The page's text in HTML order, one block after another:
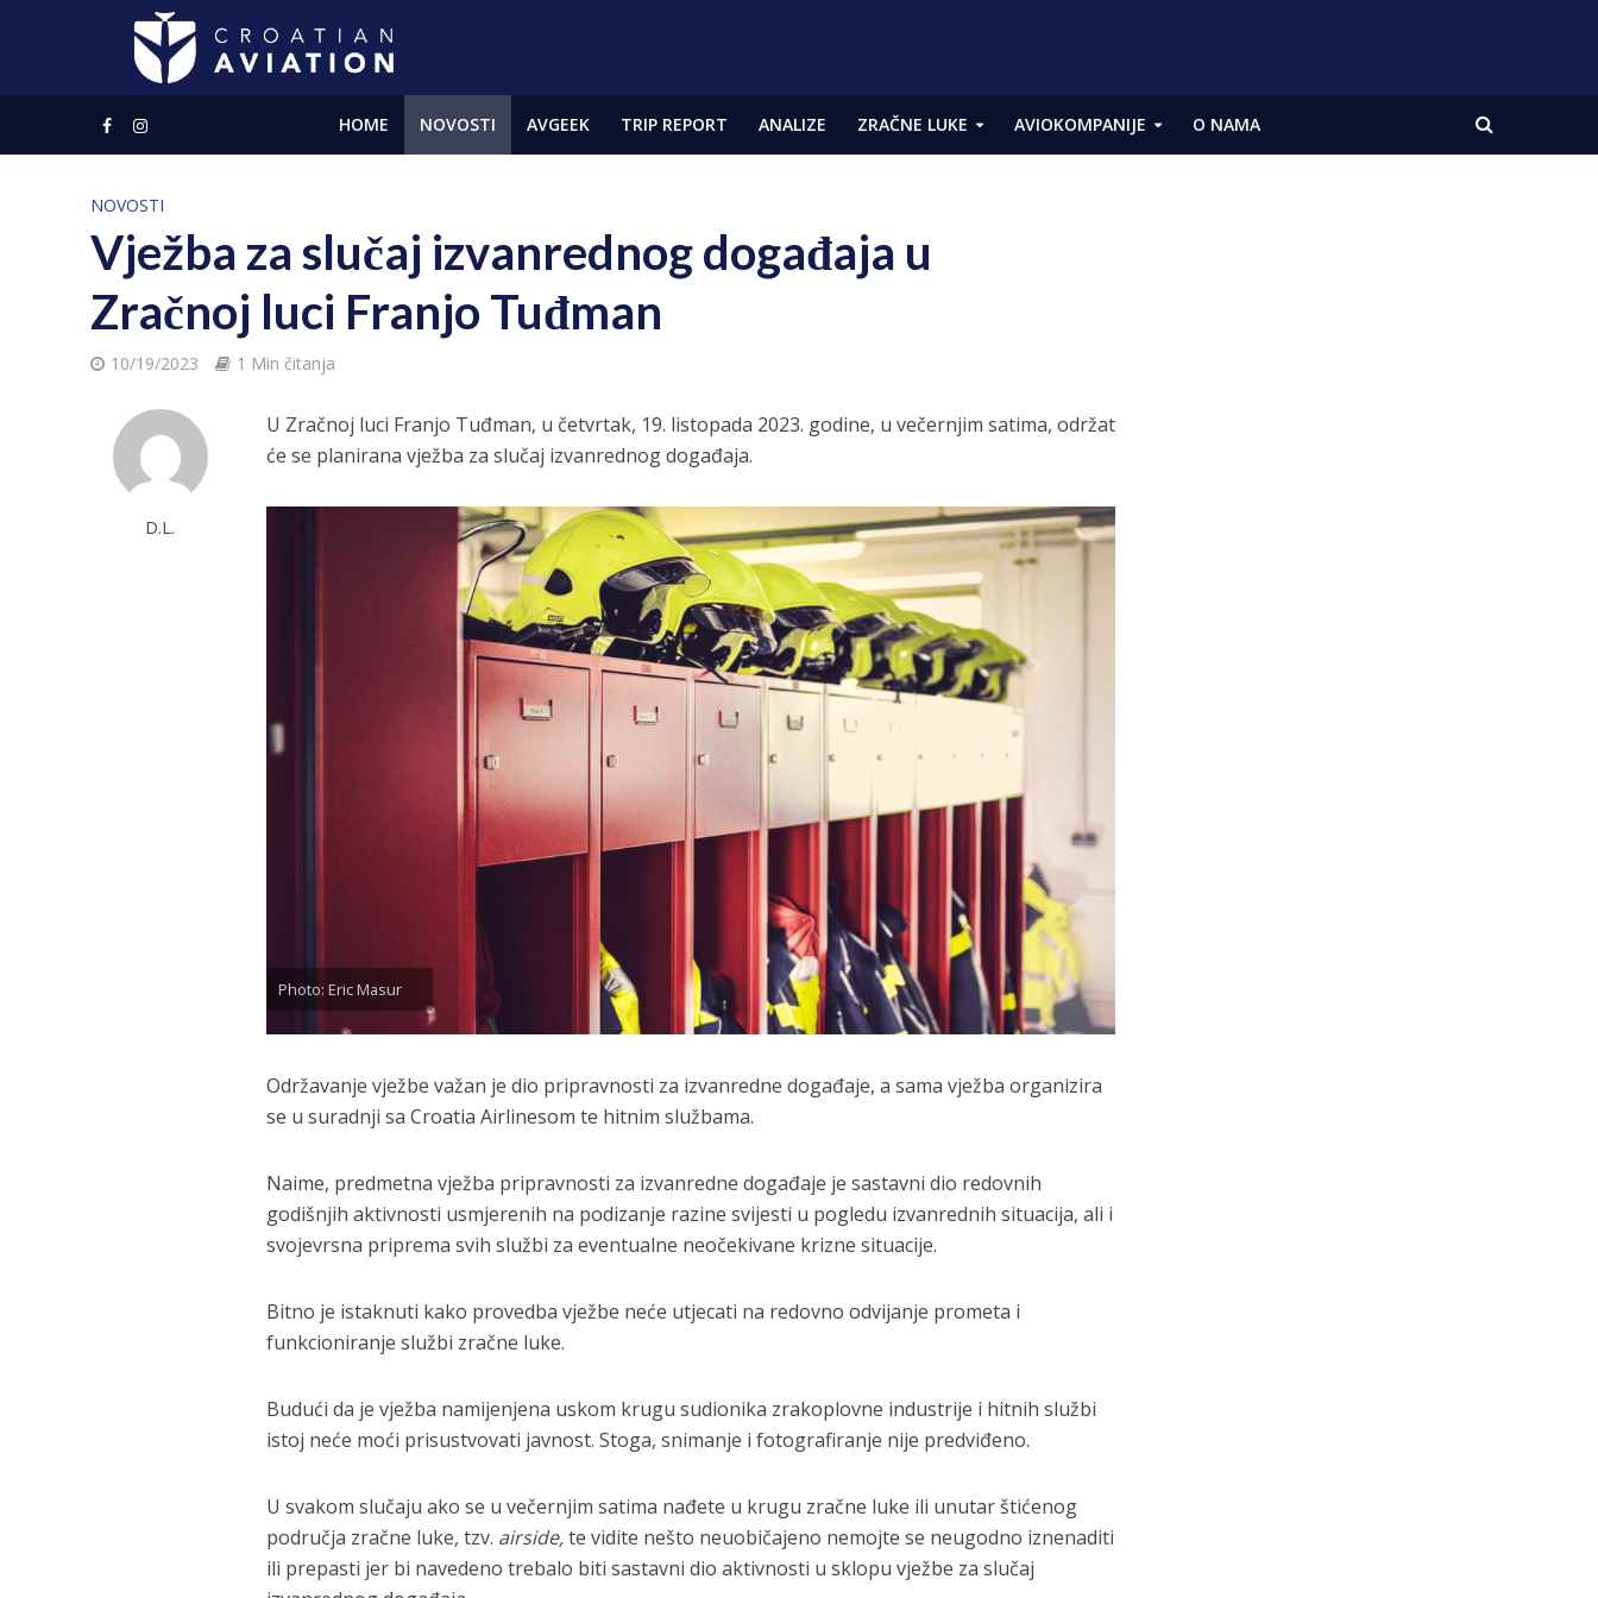
HOME NOVOSTI AVGEEK TRIP REPORT ANALIZE ZRAČNE LUKE AVIOKOMPANIJE O NAMA
NOVOSTI
Vježba za slučaj izvanrednog događaja u
Zračnoj luci Franjo Tuđman
10/19/2023 1 Min čitanja
D.L.
U Zračnoj luci Franjo Tuđman, u četvrtak, 19. listopada 2023. godine, u večernjim satima, održat
će se planirana vježba za slučaj izvanrednog događaja.
Photo: Eric Masur
Održavanje vježbe važan je dio pripravnosti za izvanredne događaje, a sama vježba organizira
se u suradnji sa Croatia Airlinesom te hitnim službama.
Naime, predmetna vježba pripravnosti za izvanredne događaje je sastavni dio redovnih
godišnjih aktivnosti usmjerenih na podizanje razine svijesti u pogledu izvanrednih situacija, ali i
svojevrsna priprema svih službi za eventualne neočekivane krizne situacije.
Bitno je istaknuti kako provedba vježbe neće utjecati na redovno odvijanje prometa i
funkcioniranje službi zračne luke.
Budući da je vježba namijenjena uskom krugu sudionika zrakoplovne industrije i hitnih službi
istoj neće moći prisustvovati javnost. Stoga, snimanje i fotografiranje nije predviđeno.
U svakom slučaju ako se u večernjim satima nađete u krugu zračne luke ili unutar štićenog
područja zračne luke, tzv. airside,te vidite nešto neuobičajeno nemojte se neugodno iznenaditi
ili prepasti jer bi navedeno trebalo biti sastavni dio aktivnosti u sklopu vježbe za slučaj